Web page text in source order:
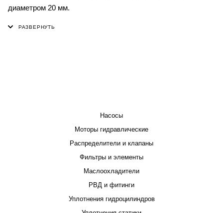
диаметром 20 мм.
Насосы
Моторы гидравлические
Распределители и клапаны
Фильтры и элементы
Маслоохладители
РВД и фитинги
Уплотнения гидроцилиндров